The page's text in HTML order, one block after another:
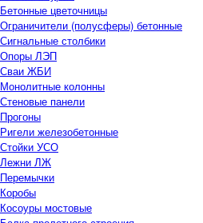
Бетонные цветочницы
Ограничители (полусферы) бетонные
Сигнальные столбики
Опоры ЛЭП
Сваи ЖБИ
Монолитные колонны
Стеновые панели
Прогоны
Ригели железобетонные
Стойки УСО
Лежни ЛЖ
Перемычки
Коробы
Косоуры мостовые